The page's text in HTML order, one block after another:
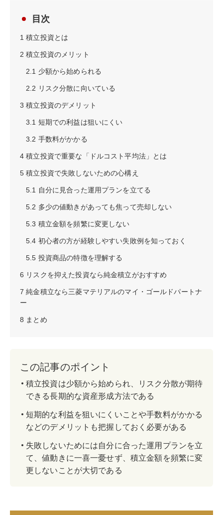
目次
1 積立投資とは
2 積立投資のメリット
2.1 少額から始められる
2.2 リスク分散に向いている
3 積立投資のデメリット
3.1 短期での利益は狙いにくい
3.2 手数料がかかる
4 積立投資で重要な「ドルコスト平均法」とは
5 積立投資で失敗しないための心構え
5.1 自分に見合った運用プランを立てる
5.2 多少の値動きがあっても焦って売却しない
5.3 積立金額を頻繁に変更しない
5.4 初心者の方が経験しやすい失敗例を知っておく
5.5 投資商品の特徴を理解する
6 リスクを抑えた投資なら純金積立がおすすめ
7 純金積立なら三菱マテリアルのマイ・ゴールドパートナ
ー
8 まとめ
この記事のポイント
積立投資は少額から始められ、リスク分散が期待
できる長期的な資産形成方法である
短期的な利益を狙いにくいことや手数料がかかる
などのデメリットも把握しておく必要がある
失敗しないためには自分に合った運用プランを立
て、値動きに一喜一憂せず、積立金額を頻繁に変
更しないことが大切である